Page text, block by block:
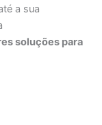
a sua
soluções para